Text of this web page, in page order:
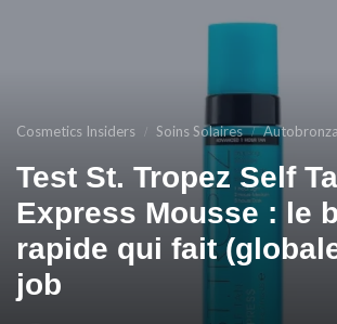
Cosmetics Insiders Soins Solaires
Test St. Tropez Self
Express Mousse : le
rapide qui fait
job